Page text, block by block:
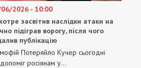
2026 - 10:00
засвітив наслідки атаки на
підіграв ворогу, після чого
публікацію
Потеряйло Кучер сьогодні
росіянам у...